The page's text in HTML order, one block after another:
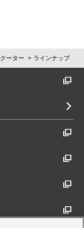
ーター ラインナップ